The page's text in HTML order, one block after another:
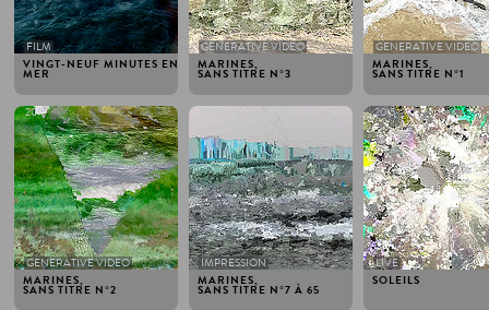
VINGT-NEUF MINUTES EN
MER
FILM
MARINES,
SANS TITRE N°3
GENERATIVE VIDEO
MARINES,
SANS TITRE N°1
GENERATIVE VIDEO
MARINES,
SANS TITRE N°2
2015
GENERATIVE VIDEO
MARINES,
SANS TITRE N°7 À 65
IMPRESSION
SOLEILS
2015
LIVE